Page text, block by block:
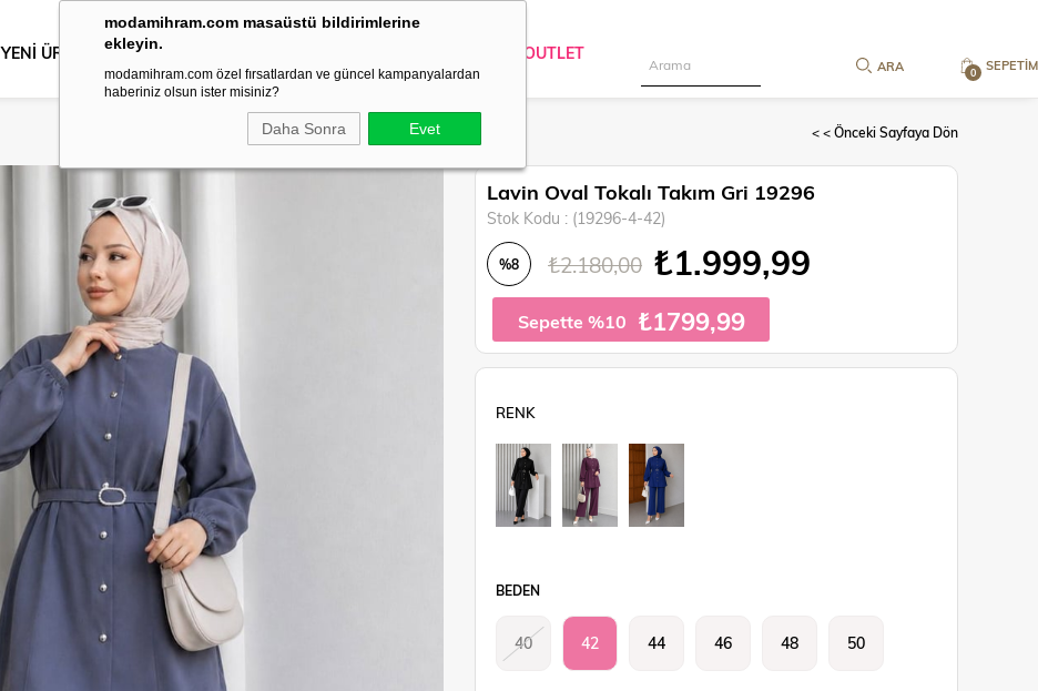
modamihram.com masaüstü bildirimlerine
ekleyin.
modamihram.com özel fırsatlardan ve güncel kampanyalardan
haberiniz olsun ister misiniz?
Daha Sonra Evet
SEPETIM
0
YENİ ÜRÜNLER DIŞ GİYİM OUTLET
< < Önceki Sayfaya Dön
Lavin Oval Tokalı Takım Gri 19296
Stok Kodu (19296-4-42)
%8 ₺2.180,00 ₺1.999,99
Sepette %10 ₺1799,99
BEDEN
40 42 44 46 48 50